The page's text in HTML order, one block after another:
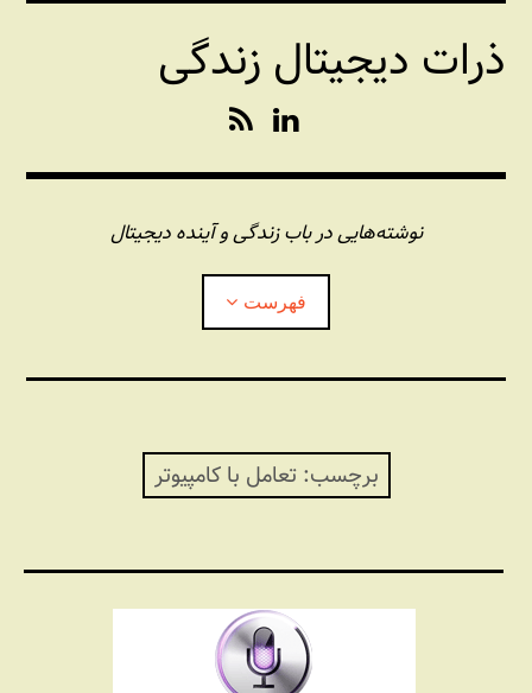
رفتن
محتواذرات دیجیتال زندگی
n
k
e
d
I
n
S
نوشته‌هایی در باب زندگی و آینده دیجیتال
فهرست
برچسب:تعامل با کامپیوتر